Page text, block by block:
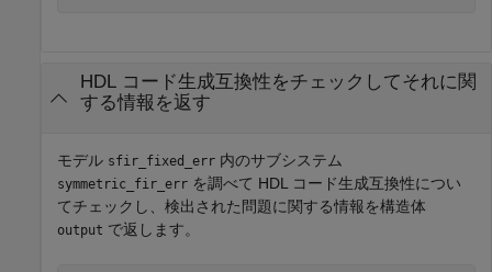
HDL コード生成互換性をチェックしてそれに関
する情報を返す
モデル sfir_fixed_err 内のサブシステム
symmetric_fir_err を調べて HDL コード生成互換性につい
てチェックし、検出された問題に関する情報を構造体
output で返します。